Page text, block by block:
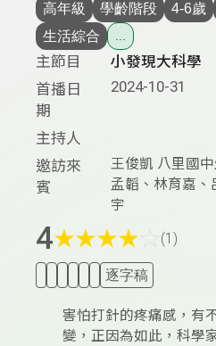
高年級 學齡階段 4-6歲
生活綜合
...
主節目
小發現大科學
首播日
期
2024-10-31
主持人
邀訪來
賓
王俊凱 八里國
孟韜、林育嘉、
宇
4★★★★ (1)
逐字稿
害怕打針的疼痛感，有
變，正因為如此，科學